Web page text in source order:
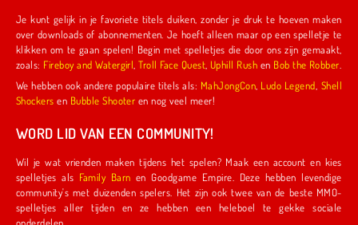
Je kunt gelijk in je favoriete titels duiken, zonder je druk te hoeven maken
over downloads of abonnementen. Je hoeft alleen maar op een spelletje te
klikken om te gaan spelen! Begin met spelletjes die door ons zijn gemaakt,
zoals:
Fireboy and Watergirl ,Troll Face Quest Uphill Rush en Bob the Robber
We hebben ook andere populaire titels als: MahJongCon Ludo Legend Shell
Shockers en Bubble Shooter en nog veel meer!
WORD LID VAN EEN COMMUNITY!
Wil je wat vrienden maken tijdens het spelen? Maak een account en kies
spelletjes als
Family Barn en Goodgame Empire. Deze hebben levendige
community's met duizenden spelers. Het zijn ook twee van de beste MMO-
spelletjes aller tijden en ze hebben een heleboel te gekke sociale